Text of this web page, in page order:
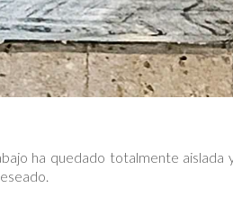
ha quedado totalmente